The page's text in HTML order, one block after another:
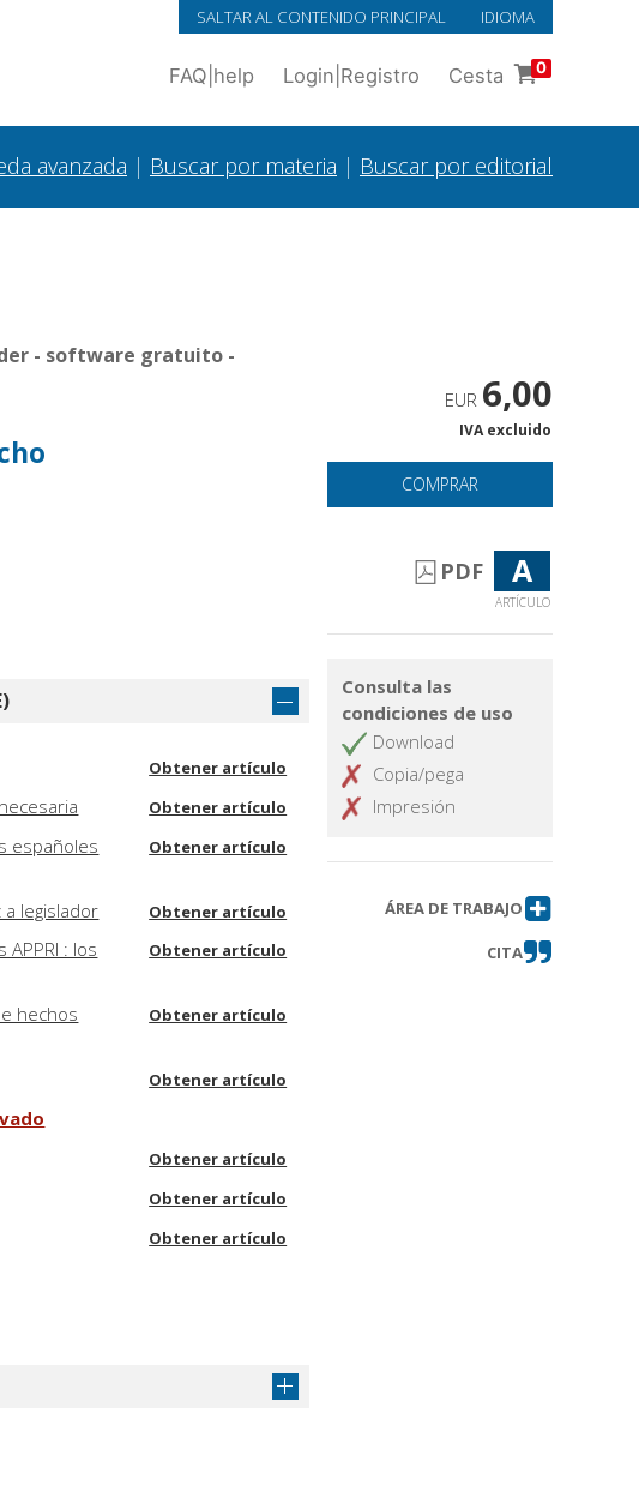
SALTAR AL CONTENIDO PRINCIPAL IDIOMA
FAQ help Login Registro Cesta 0
avanzada | Buscar por materia | Buscar por editorial
- software gratuito -
Obtener artículo
Obtener artículo
españoles
Obtener artículo
legislador Obtener artículo
: los
Obtener artículo
hechos
Obtener artículo
Obtener artículo
Obtener artículo
Obtener artículo
Obtener artículo
EUR 6,00
IVA excluido
COMPRAR
PDF A
ARTÍCULO
Consulta las
condiciones de uso
Download
Copia/pega
Impresión
ÁREA DE TRABAJO
CITA